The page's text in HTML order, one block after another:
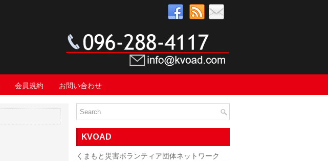
会員規約 お問い合わせ
KVOAD
くまもと災害ボランティア団体ネットワーク